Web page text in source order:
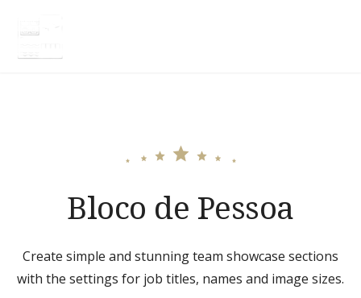
content
Bloco de Pessoa
Create simple and stunning team showcase sections
with the settings for job titles, names and image sizes.